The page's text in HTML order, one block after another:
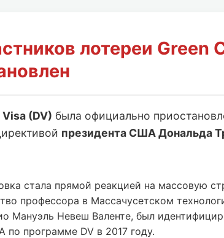
лотереи Green
(DV) была официально
президента США Дональда
стала прямой реакцией на массовую
профессора в Массачусетском
Мануэль Невеш Валенте, был
программе DV в 2017 году.